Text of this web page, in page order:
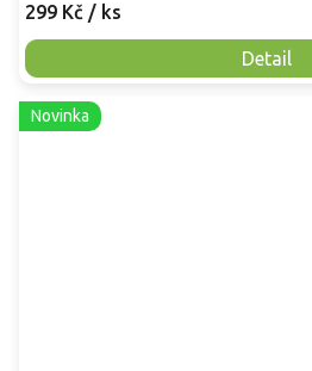
299 Kč / ks
Detail
Novinka